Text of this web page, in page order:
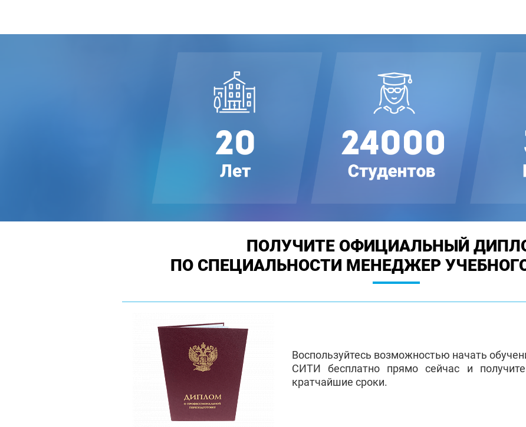
ПОЛУЧИТЕ ОФИЦИАЛЬНЫЙ
ПО СПЕЦИАЛЬНОСТИ МЕНЕДЖЕР
Воспользуйтесь возможностью начать
СИТИ бесплатно прямо сейчас и
кратчайшие сроки.